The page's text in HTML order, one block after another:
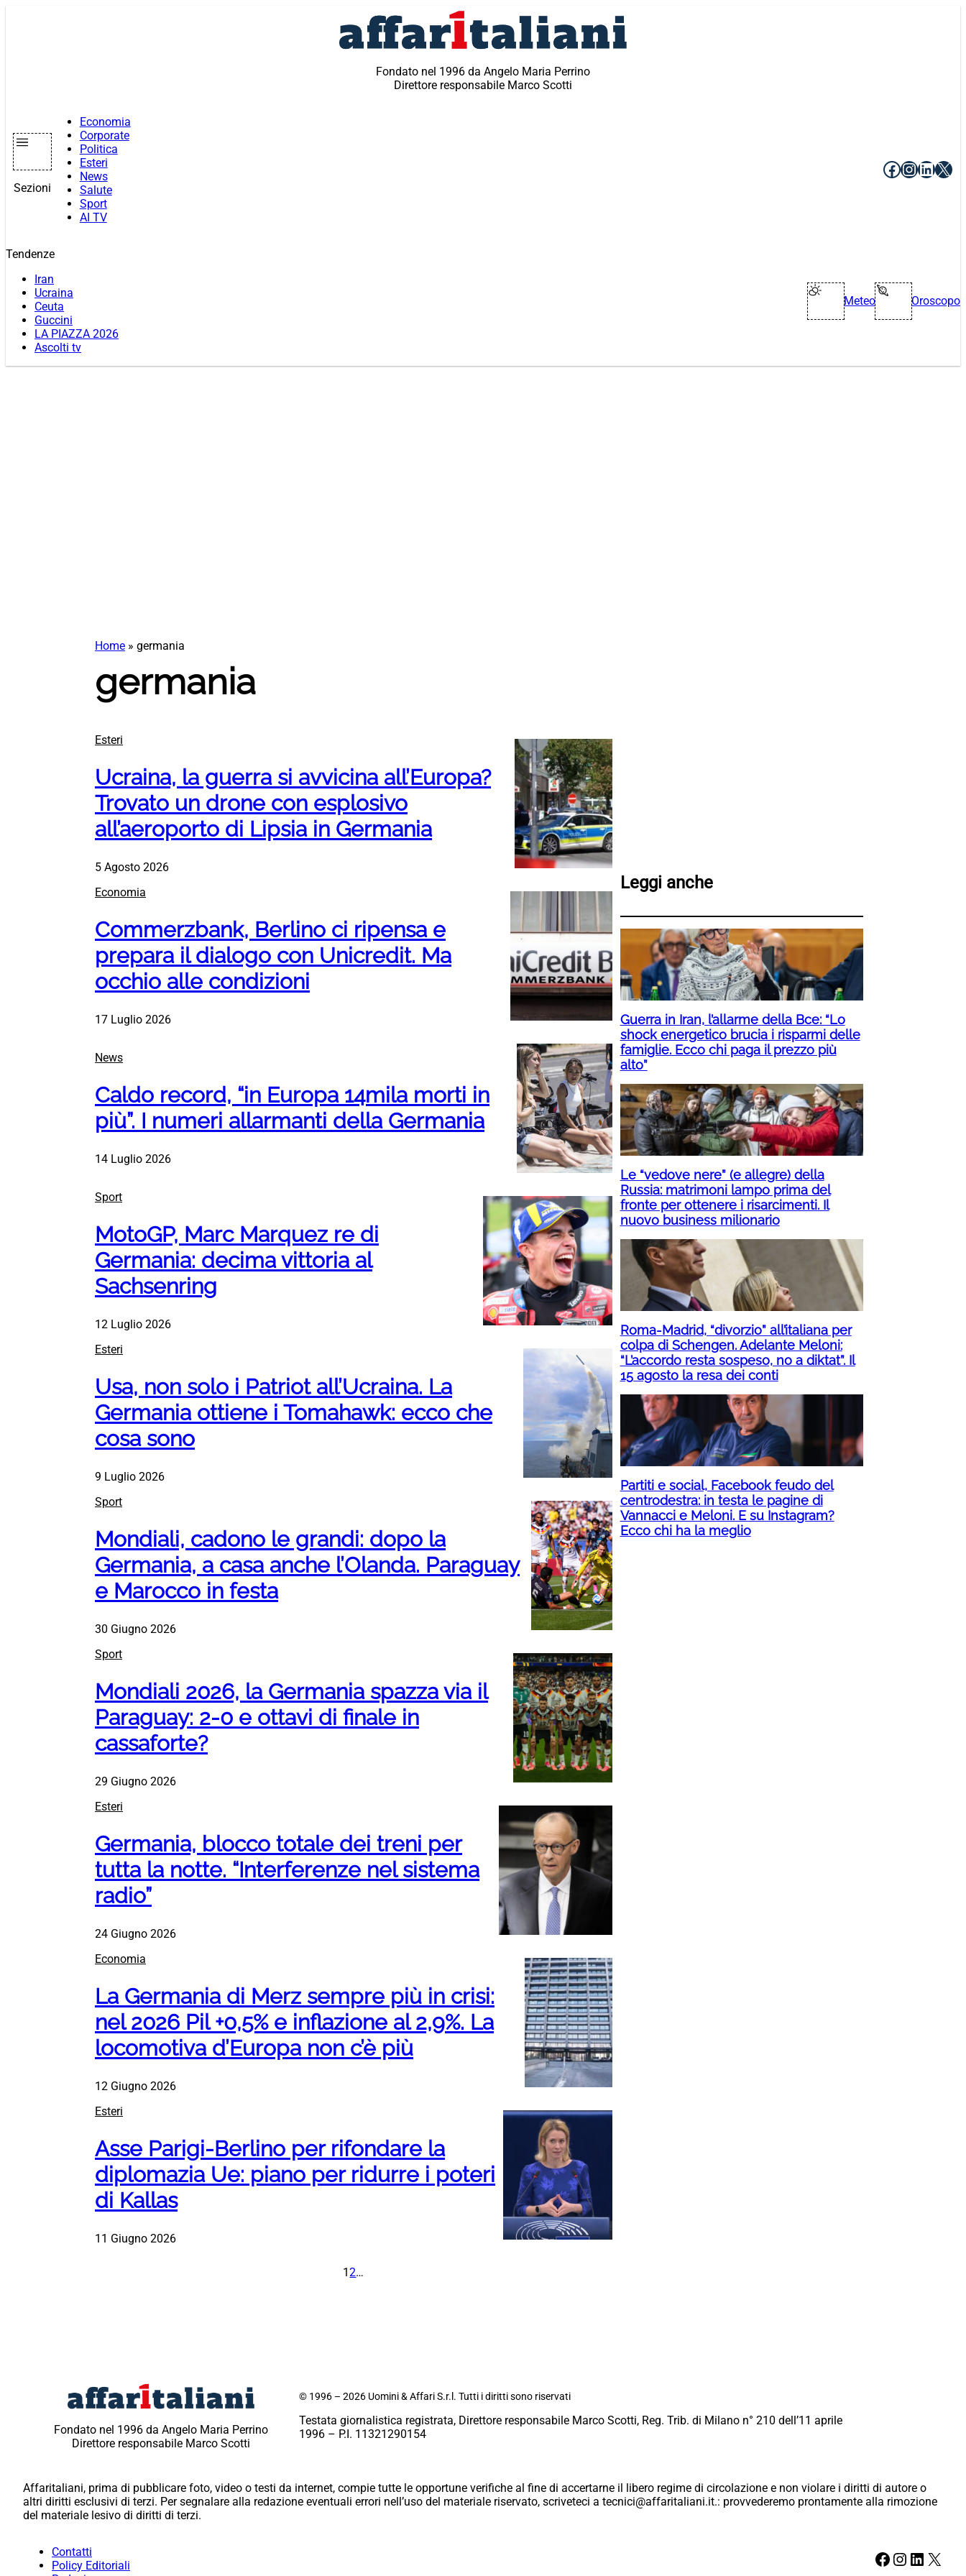
Fondato nel 1996 da Angelo Maria Perrino
Direttore responsabile Marco Scotti
Sezioni
Economia
Corporate
Politica
Esteri
News
Salute
Sport
AI TV
Facebook
X
Tendenze
Iran
Ucraina
Ceuta
Guccini
LA PIAZZA 2026
Ascolti tv
Meteo Oroscopo
Home » germania
germania
Esteri
Ucraina, la guerra si avvicina all’Europa?
Trovato un drone con esplosivo
all’aeroporto di Lipsia in Germania
5 Agosto 2026
Economia
Commerzbank, Berlino ci ripensa e
prepara il dialogo con Unicredit. Ma
occhio alle condizioni
17 Luglio 2026
News
Caldo record, “in Europa 14mila morti in
più”. I numeri allarmanti della Germania
14 Luglio 2026
Sport
MotoGP, Marc Marquez re di
Germania: decima vittoria al
Sachsenring
12 Luglio 2026
Esteri
Usa, non solo i Patriot all’Ucraina. La
Germania ottiene i Tomahawk: ecco che
cosa sono
9 Luglio 2026
Sport
Mondiali, cadono le grandi: dopo la
Germania, a casa anche l’Olanda. Paraguay
e Marocco in festa
30 Giugno 2026
Sport
Mondiali 2026, la Germania spazza via il
Paraguay: 2-0 e ottavi di finale in
cassaforte?
29 Giugno 2026
Esteri
Germania, blocco totale dei treni per
tutta la notte. “Interferenze nel sistema
radio”
24 Giugno 2026
Economia
La Germania di Merz sempre più in crisi:
nel 2026 Pil +0,5% e inflazione al 2,9%. La
locomotiva d’Europa non c’è più
12 Giugno 2026
Esteri
Asse Parigi-Berlino per rifondare la
diplomazia Ue: piano per ridurre i poteri
di Kallas
11 Giugno 2026
12…
Leggi anche
Guerra in Iran, l’allarme della Bce: “Lo
shock energetico brucia i risparmi delle
famiglie. Ecco chi paga il prezzo più
alto”
Le “vedove nere” (e allegre) della
Russia: matrimoni lampo prima del
fronte per ottenere i risarcimenti. Il
nuovo business milionario
Roma-Madrid, “divorzio” all’italiana per
colpa di Schengen. Adelante Meloni:
“L’accordo resta sospeso, no a diktat”. Il
15 agosto la resa dei conti
Partiti e social, Facebook feudo del
centrodestra: in testa le pagine di
Vannacci e Meloni. E su Instagram?
Ecco chi ha la meglio
Fondato nel 1996 da Angelo Maria Perrino
Direttore responsabile Marco Scotti
© 1996 – 2026 Uomini & Affari S.r.l. Tutti i diritti sono riservati
Testata giornalistica registrata, Direttore responsabile Marco Scotti, Reg. Trib. di Milano n° 210 dell’11 aprile
1996 – P.I. 11321290154
Affaritaliani, prima di pubblicare foto, video o testi da internet, compie tutte le opportune verifiche al fine di accertarne il libero regime di circolazione e non violare i diritti di autore o
altri diritti esclusivi di terzi. Per segnalare alla redazione eventuali errori nell’uso del materiale riservato, scriveteci a tecnici@affaritaliani.it.: provvederemo prontamente alla rimozione
del materiale lesivo di diritti di terzi.
Contatti
Policy Editoriali
Facebook Instagram LinkedIn X